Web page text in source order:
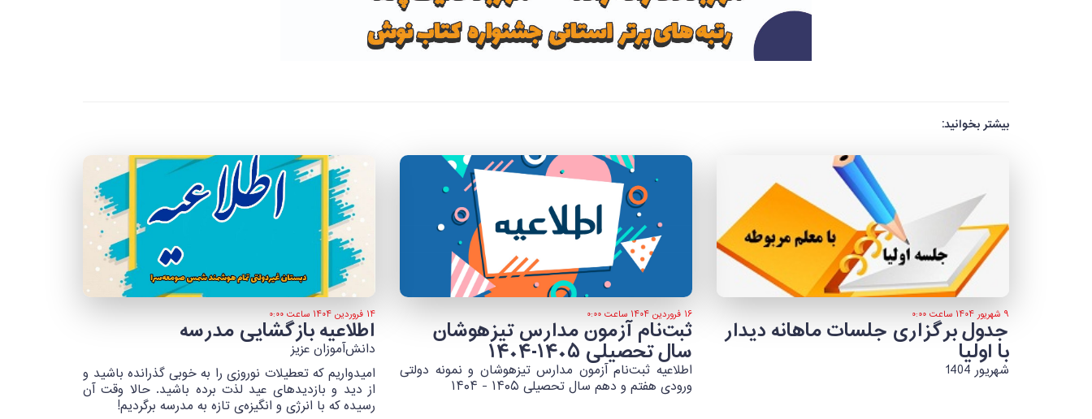
بیشتر بخوانید:
۹ شهریور ۱۴۰۴ ساعت ۰:۰۰جدول برگزاری جلسات ماهانه دیدار
با اولیا
شهریور 1404
۱۶ فروردین ۱۴۰۴ ساعت ۰:۰۰
ثبت‌نام آزمون مدارس تیزهوشان
سال تحصیلی ۱۴۰۵-۱۴۰۴
اطلاعیه ثبت‌نام آزمون مدارس تیزهوشان و نمونه دولتی
ورودی هفتم و دهم سال تحصیلی ۱۴۰۵ - ۱۴۰۴
۱۴ فروردین ۱۴۰۴ ساعت ۰:۰۰
اطلاعیه بازگشایی مدرسه
دانش‌آموزان عزیز
امیدواریم که تعطیلات نوروزی را به خوبی گذرانده باشید و
از دید و بازدیدهای عید لذت برده باشید. حالا وقت آن
رسیده که با انرژی و انگیزه‌ی تازه به مدرسه برگردیم!